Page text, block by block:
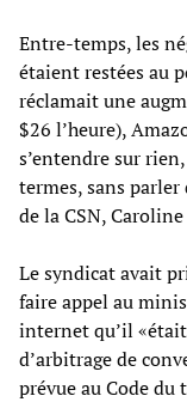
Entre-temps, les
étaient restées au
réclamait une
$26 l’heure),
s’entendre sur
termes, sans
de la CSN,
Le syndicat avait
faire appel au
internet qu’il
d’arbitrage de
prévue au Code du